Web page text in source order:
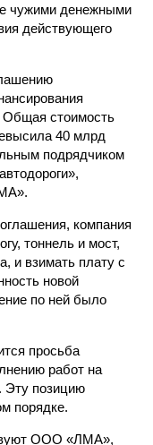
чужими денежными
действующего
Общая стоимость
40 млрд
подрядчиком
компания
тоннель и мост,
и взимать плату с
новой
по ней было
просьба
работ на
Эту позицию
порядке.
ООО «ЛМА»,